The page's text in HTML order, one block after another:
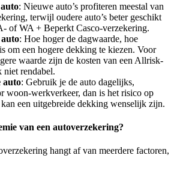
: Nieuwe auto’s profiteren meestal van
terwijl oudere auto’s beter geschikt
of WA + Beperkt Casco-verzekering.
: Hoe hoger de dagwaarde, hoe
om een hogere dekking te kiezen. Voor
waarde zijn de kosten van een Allrisk-
niet rendabel.
auto: Gebruik je de auto dagelijks,
woon-werkverkeer, dan is het risico op
kan een uitgebreide dekking wenselijk zijn.
van een autoverzekering?
hangt af van meerdere factoren,